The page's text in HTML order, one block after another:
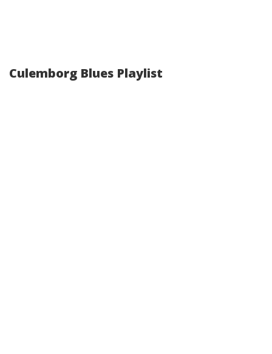
Culemborg Blues Playlist